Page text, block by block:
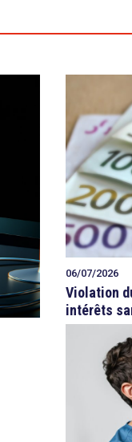
06/07/2026
Violation
intérêts